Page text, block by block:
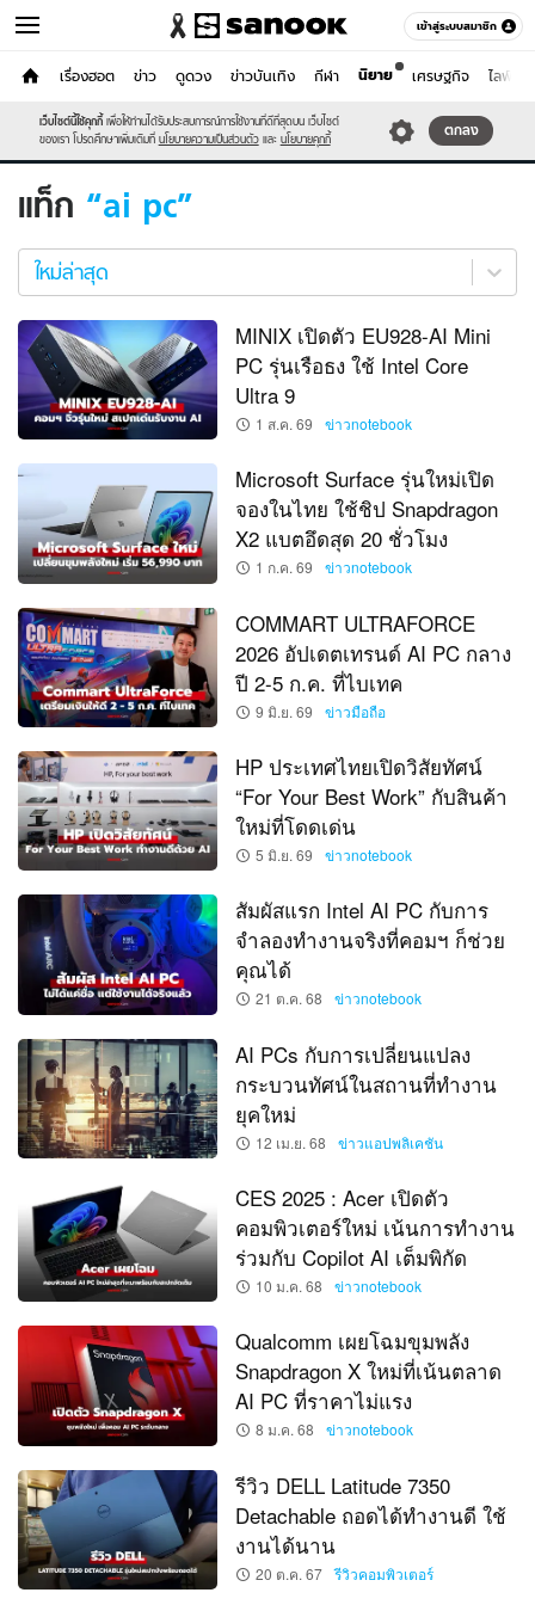
เข้าสู่ระบบสมาชิก
หน้าแรก
เรื่องฮอต ข่าว ดูดวง ข่าวบันเทิง กีฬา เศรษฐกิจ ไลฟ์สไ
นิยาย
ไอที หมวดอื่นๆ
เว็บไซต์นี้ใช้คุกกี้ เพื่อให้ท่านได้รับประสบการณ์การใช้งานที่ดีที่สุดบน เว็บไซต์
ของเรา โปรดศึกษาเพิ่มเติมที่ นโยบายความเป็นส่วนตัว และ นโยบายคุกกี้
ตกลง
แท็ก ai pc
ai
pc
ใหม่
ล่าสุด
ใหม่ล่าสุด
MINIX เปิดตัว EU928-AI Mini
PC รุ่นเรือธง ใช้ Intel Core
Ultra 9
1 ส.ค. 69 ข่าวnotebook
Microsoft Surface รุ่นใหม่เปิด
จองในไทย ใช้ชิป Snapdragon
X2 แบตอึดสุด 20 ชั่วโมง
1 ก.ค. 69 ข่าวnotebook
COMMART ULTRAFORCE
2026 อัปเดตเทรนด์ AI PC กลาง
ปี 2-5 ก.ค. ที่ไบเทค
9 มิ.ย. 69 ข่าวมือถือ
HP ประเทศไทยเปิดวิสัยทัศน์
“For Your Best Work” กับสินค้า
ใหม่ที่โดดเด่น
5 มิ.ย. 69 ข่าวnotebook
สัมผัสแรก Intel AI PC กับการ
จำลองทำงานจริงที่คอมฯ ก็ช่วย
คุณได้
21 ต.ค. 68 ข่าวnotebook
AI PCs กับการเปลี่ยนแปลง
กระบวนทัศน์ในสถานที่ทำงาน
ยุคใหม่
12 เม.ย. 68 ข่าวแอปพลิเคชัน
CES 2025 : Acer เปิดตัว
คอมพิวเตอร์ใหม่ เน้นการทำงาน
ร่วมกับ Copilot AI เต็มพิกัด
10 ม.ค. 68 ข่าวnotebook
Qualcomm เผยโฉมขุมพลัง
Snapdragon X ใหม่ที่เน้นตลาด
AI PC ที่ราคาไม่แรง
8 ม.ค. 68 ข่าวnotebook
รีวิว DELL Latitude 7350
Detachable ถอดได้ทำงานดี ใช้
งานได้นาน
20 ต.ค. 67 รีวิวคอมพิวเตอร์